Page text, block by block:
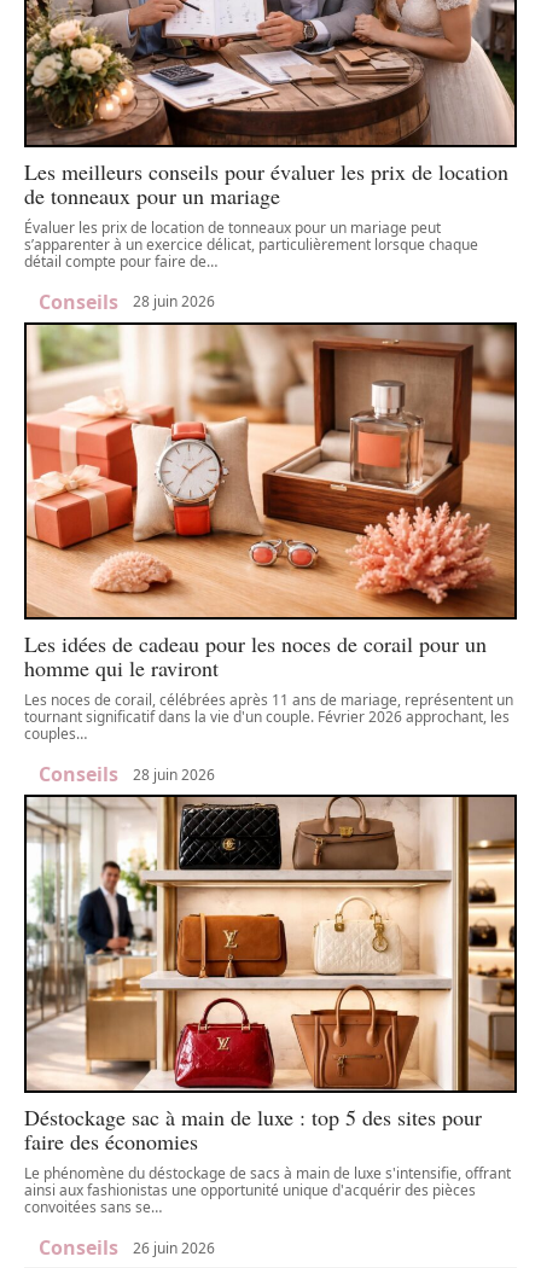
Les meilleurs conseils pour évaluer les prix de location
de tonneaux pour un mariage
Évaluer les prix de location de tonneaux pour un mariage peut
s’apparenter à un exercice délicat, particulièrement lorsque chaque
détail compte pour faire de…
Conseils 28 juin 2026
Les idées de cadeau pour les noces de corail pour un
homme qui le raviront
Les noces de corail, célébrées après 11 ans de mariage, représentent un
tournant significatif dans la vie d'un couple. Février 2026 approchant, les
couples…
Conseils 28 juin 2026
Déstockage sac à main de luxe : top 5 des sites pour
faire des économies
Le phénomène du déstockage de sacs à main de luxe s'intensifie, offrant
ainsi aux fashionistas une opportunité unique d'acquérir des pièces
convoitées sans se…
Conseils 26 juin 2026